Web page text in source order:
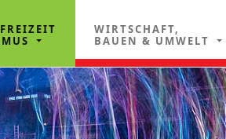
WIRTSCHAFT,
BAUEN & UMWELT